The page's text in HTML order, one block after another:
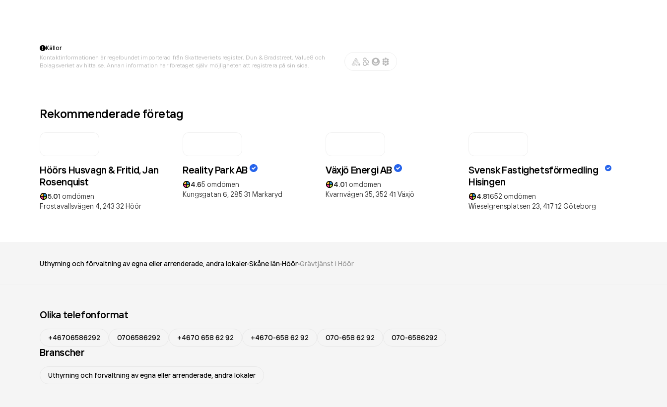
Källor
Kontaktinformationen är regelbundet importerad från Skatteverkets register, Dun & Bradstreet, Value8 och
Bolagsverket av hitta.se. Annan information har företaget själv möjligheten att registrera på sin sida.
Rekommenderade företag
Höörs Husvagn & Fritid, Jan
Rosenquist
5.01 omdömen
Frostavallsvägen 4, 243 32 Höör
Reality Park AB
4.65 omdömen
Kungsgatan 6, 285 31 Markaryd
Växjö Energi AB
4.01 omdömen
Kvarnvägen 35, 352 41 Växjö
Svensk Fastighetsförmedling
Hisingen
4.81652 omdömen
Wieselgrensplatsen 23, 417 12 Göteborg
Uthyrning och förvaltning av egna eller arrenderade, andra lokaler Skåne län Höör Grävtjänst i Höör
Olika telefonformat
+46706586292 0706586292 +4670 658 62 92 +4670-658 62 92 070-658 62 92 070-6586292
Branscher
Uthyrning och förvaltning av egna eller arrenderade, andra lokaler